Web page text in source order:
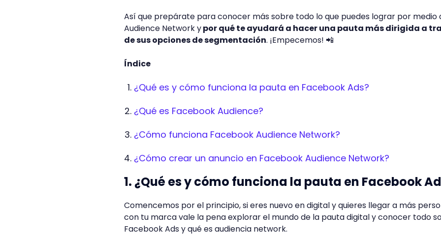
Así que prepárate para conocer más sobre todo lo que puedes lograr por medio
Audience Network ypor qué te ayudará a hacer una pauta más dirigida a
de sus opciones de segmentación. ¡Empecemos! 📲
Índice
¿Qué es y cómo funciona la pauta en Facebook Ads?
¿Qué es Facebook Audience?
¿Cómo funciona Facebook Audience Network?
¿Cómo crear un anuncio en Facebook Audience Network?
1. ¿Qué es y cómo funciona la pauta en Facebook
Comencemos por el principio, si eres nuevo en digital y quieres llegar a más
con tu marca vale la pena explorar el mundo de la pauta digital y conocer todo
Facebook Ads y qué es audiencia network.